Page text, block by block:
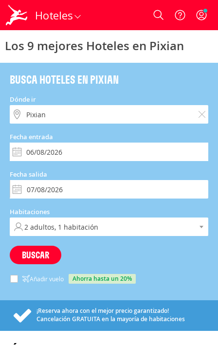
Hoteles Login
Los 9 mejores Hoteles en Pixian
BUSCA HOTELES EN PIXIAN
Dónde ir
Fecha entrada
Fecha salida
Habitaciones
BUSCAR
Añadir vuelo ahorra hasta un 20%
¡Reserva ahora con el mejor precio garantizado!
Cancelación GRATUITAen la mayoría de habitaciones